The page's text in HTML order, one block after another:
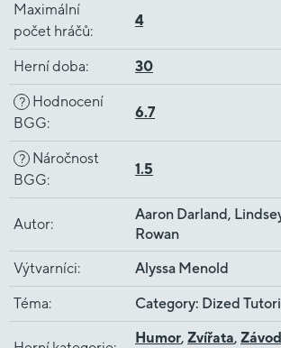
Maximální
počet hráčů:
4
Herní doba: 30
? Hodnocení
BGG:
6.7
? Náročnost
BGG:
1.5
Autor:
Aaron Darland,
Rowan
Výtvarníci: Alyssa Menold
Téma: Category: Dized
Humor, Zvířata,